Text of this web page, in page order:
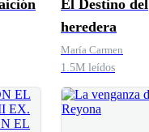
El Destino del
heredera
María Carmen
1.5M leídos